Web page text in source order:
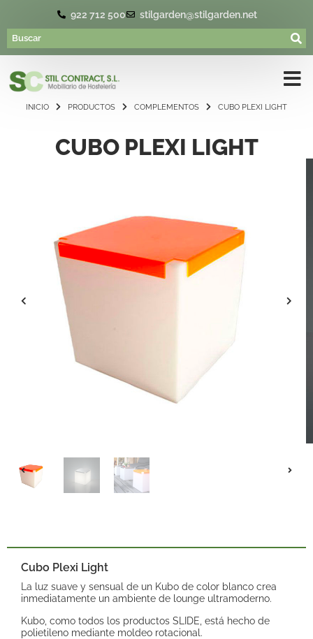
922 712 500 stilgarden@stilgarden.net
INICIO PRODUCTOS COMPLEMENTOS CUBO PLEXI LIGHT
CUBO PLEXI LIGHT
Cubo Plexi Light
La luz suave y sensual de un Kubo de color blanco crea
inmediatamente un ambiente de lounge ultramoderno.
Kubo, como todos los productos SLIDE, está hecho de
polietileno mediante moldeo rotacional.